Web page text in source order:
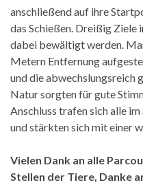
anschließend auf ihre
das Schießen. Dreißig Ziele
dabei bewältigt werden.
Metern Entfernung
und die abwechslungsreich
Natur sorgten für gute
Anschluss trafen sich alle
und stärkten sich mit einer
Vielen Dank an alle
Stellen der Tiere, Danke